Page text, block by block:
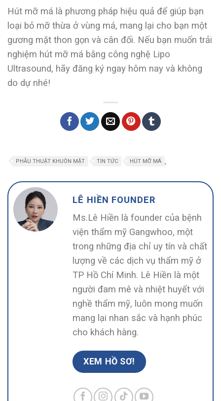
Hút mỡ má là phương pháp hiệu quả để giúp bạn
loại bỏ mỡ thừa ở vùng má, mang lại cho bạn một
gương mặt thon gọn và cân đối. Nếu bạn muốn trải
nghiệm hút mỡ má bằng công nghệ Lipo
Ultrasound, hãy đăng ký ngay hôm nay và không
do dự nhé!
PHẪU THUẬT KHUÔN MẶT ,
TIN TỨC HÚT MỠ MÁ
LÊ HIỀN FOUNDER
Ms.Lê Hiền là founder của bệnh
viện thẩm mỹ Gangwhoo, một
trong những địa chỉ uy tín và chất
lượng về các dịch vụ thẩm mỹ ở
TP Hồ Chí Minh. Lê Hiền là một
người đam mê và nhiệt huyết với
nghề thẩm mỹ, luôn mong muốn
mang lại nhan sắc và hạnh phúc
cho khách hàng.
XEM HỒ SƠ!